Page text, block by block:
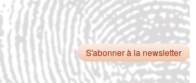
S'abonner à la newsletter